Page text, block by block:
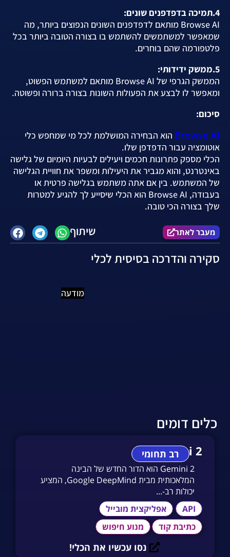
4.תמיכה בדפדפנים שונים:
Browse AI מותאם לדפדפנים השונים הנפוצים ביותר, מה
שמאפשר למשתמשים להשתמש בו בצורה הטובה ביותר בכל
פלטפורמה שהם בוחרים.
5.ממשק ידידותי:
הממשק הגרפי של Browse AI מותאם למשתמש הפשוט,
ומאפשר לו לבצע את הפעולות השונות בצורה ברורה ופשוטה.
סיכום:
Browse AI הוא הבחירה המושלמת לכל מי שמחפש כלי
אוטומציה עבור הדפדפן שלו.
הכלי מספק פתרונות חכמים ויעילים לבעיות היומיום של גלישה
באינטרנט, והוא מגביר את היעילות ומשפר את חוויית הגלישה
של המשתמש. בין אם אתה משתמש בגלישה פרטית או
בעבודה, Browse AI הוא הכלי שיסייע לך להגיע למטרות
שלך בצורה הכי טובה.
מעבר לאתר שיתוף
סקירה והדרכה בסיסית לכלי
מודעה
כלים דומים
רב תחומי
Gemini 2
Gemini 2 הוא הדור החדש של הבינה
המלאכותית מבית Google DeepMind, המציע
יכולות רב-...
API
אפליקצית מובייל
כתיבת קוד
מנוע חיפוש
נסו עכשיו את הכלי!